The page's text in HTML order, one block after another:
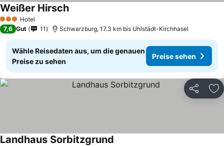
3 SterneHotel
Weißer HirschPreise sehen
7,6 Gut 11 Schwarzburg, 17.3 km bis Uhlstädt-Kirchhasel
Wähle Reisedaten aus, um die genauen
Preise zu sehen
Preise sehen
Teilen
Landhaus Sorbitzgrund